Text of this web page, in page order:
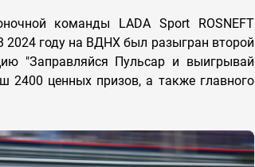
команды LADA Sport ROSNEFT
2024 году на ВДНХ был разыгран второй
"Заправляйся Пульсар и выигрывай
2400 ценных призов, а также главного